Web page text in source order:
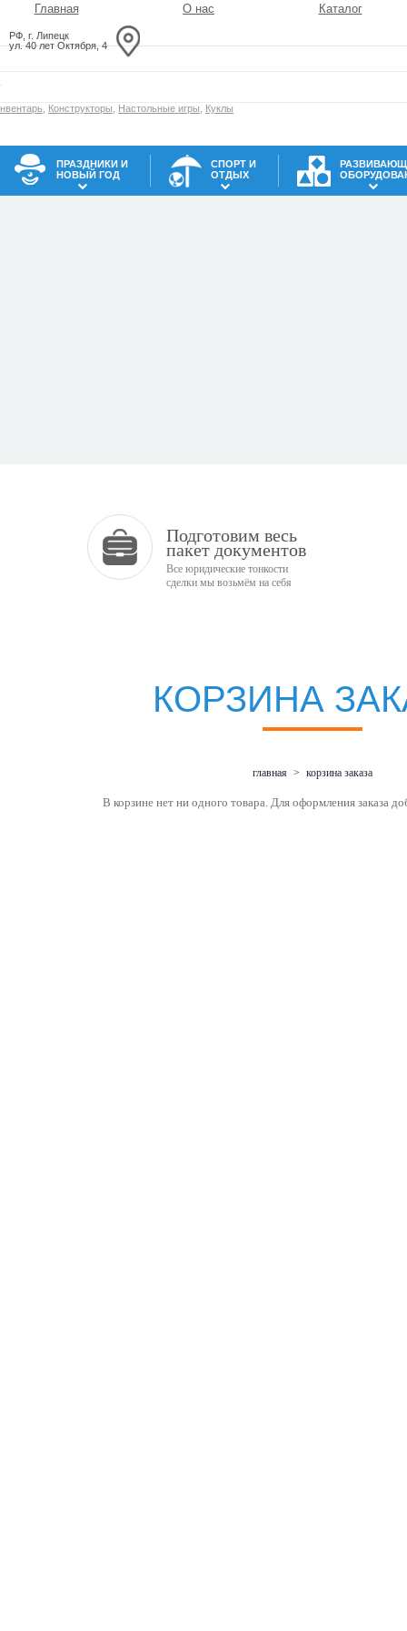
Главная О нас Каталог
РФ, г. Липецк
ул. 40 лет Октября, 4
Конструкторы Настольные игры Куклы
ПРАЗДНИКИ И
НОВЫЙ ГОД
СПОРТ И
ОТДЫХ
Подготовим весь
пакет документов
Все юридические тонкости
сделки мы возьмём на себя
КОРЗИНА
главная > корзина заказа
В корзине нет ни одного товара. Для оформления заказа